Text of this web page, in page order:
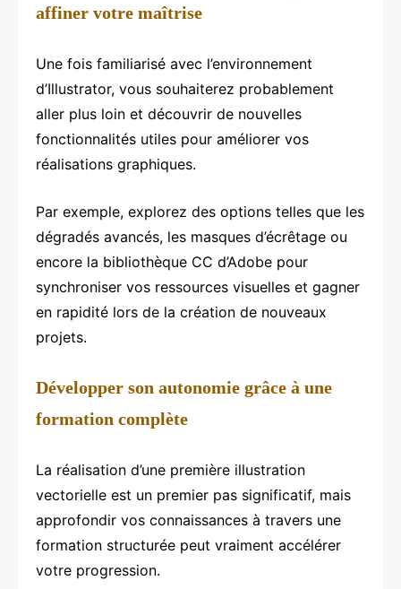
affiner votre maîtrise
Une fois familiarisé avec l’environnement
d’Illustrator, vous souhaiterez probablement
aller plus loin et découvrir de nouvelles
fonctionnalités utiles pour améliorer vos
réalisations graphiques.
Par exemple, explorez des options telles que les
dégradés avancés, les masques d’écrêtage ou
encore la bibliothèque CC d’Adobe pour
synchroniser vos ressources visuelles et gagner
en rapidité lors de la création de nouveaux
projets.
Développer son autonomie grâce à une
formation complète
La réalisation d’une première illustration
vectorielle est un premier pas significatif, mais
approfondir vos connaissances à travers une
formation structurée peut vraiment accélérer
votre progression.